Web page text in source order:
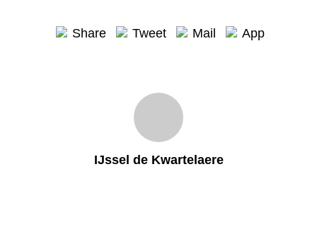
Share Tweet Mail App
IJssel de Kwartelaere